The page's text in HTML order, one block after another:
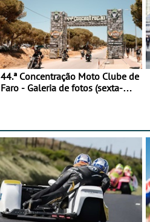
44.ª Concentração Moto Clube de
Faro - Galeria de fotos (sexta-